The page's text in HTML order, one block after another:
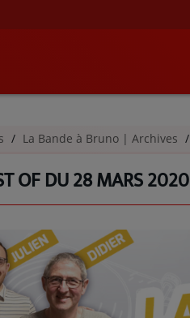
La Bande à Bruno | Archives
OF DU 28 MARS 2020